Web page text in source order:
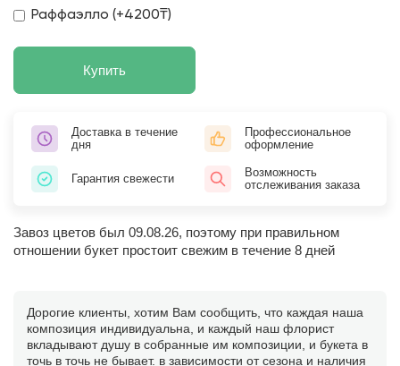
Раффаэлло (+4200₸)
Купить
Доставка в течение
дня
Профессиональное
оформление
Гарантия свежести
Возможность
отслеживания заказа
Завоз цветов был 09.08.26, поэтому при правильном
отношении букет простоит свежим в течение 8 дней
Дорогие клиенты, хотим Вам сообщить, что каждая наша
композиция индивидуальна, и каждый наш флорист
вкладывают душу в собранные им композиции, и букета в
точь в точь не бывает. в зависимости от сезона и наличия